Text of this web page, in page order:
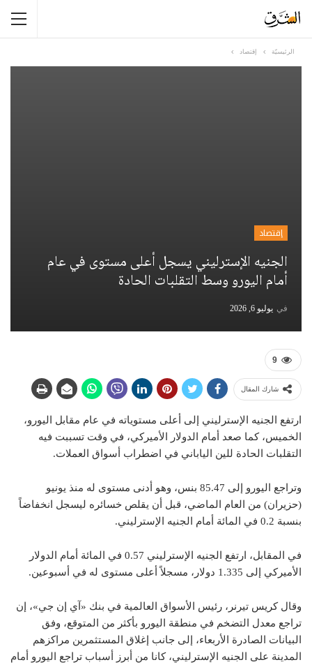
الرئيسيّة إقتصاد
إقتصاد
الجنيه الإسترليني يسجل أعلى مستوى في عام
أمام اليورو وسط التقلبات الحادة
في يوليو 6, 2026
9
شارك المقال
ارتفع الجنيه الإسترليني إلى أعلى مستوياته في عام مقابل اليورو،
الخميس، كما صعد أمام الدولار الأميركي، في وقت تسببت فيه
التقلبات الحادة للين الياباني في اضطراب أسواق العملات.
وتراجع اليورو إلى 85.47 بنس، وهو أدنى مستوى له منذ يونيو
(حزيران) من العام الماضي، قبل أن يقلص خسائره ليسجل انخفاضاً
بنسبة 0.2 في المائة أمام الجنيه الإسترليني.
في المقابل، ارتفع الجنيه الإسترليني 0.57 في المائة أمام الدولار
الأميركي إلى 1.335 دولار، مسجلاً أعلى مستوى له في أسبوعين.
وقال كريس تيرنر، رئيس الأسواق العالمية في بنك «آي إن جي»، إن
تراجع معدل التضخم في منطقة اليورو بأكثر من المتوقع، وفق
البيانات الصادرة الأربعاء، إلى جانب إغلاق المستثمرين مراكزهم
المدينة على الجنيه الإسترليني، كانا من أبرز أسباب تراجع اليورو أمام